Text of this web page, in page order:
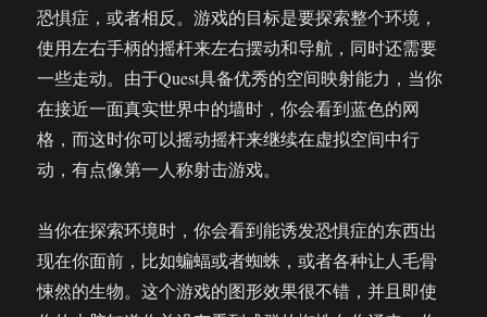
恐惧症，或者相反。游戏的目标是要探索整个环境，
使用左右手柄的摇杆来左右摆动和导航，同时还需要
一些走动。由于Quest具备优秀的空间映射能力，当你
在接近一面真实世界中的墙时，你会看到蓝色的网
格，而这时你可以摇动摇杆来继续在虚拟空间中行
动，有点像第一人称射击游戏。
当你在探索环境时，你会看到能诱发恐惧症的东西出
现在你面前，比如蝙蝠或者蜘蛛，或者各种让人毛骨
悚然的生物。这个游戏的图形效果很不错，并且即使